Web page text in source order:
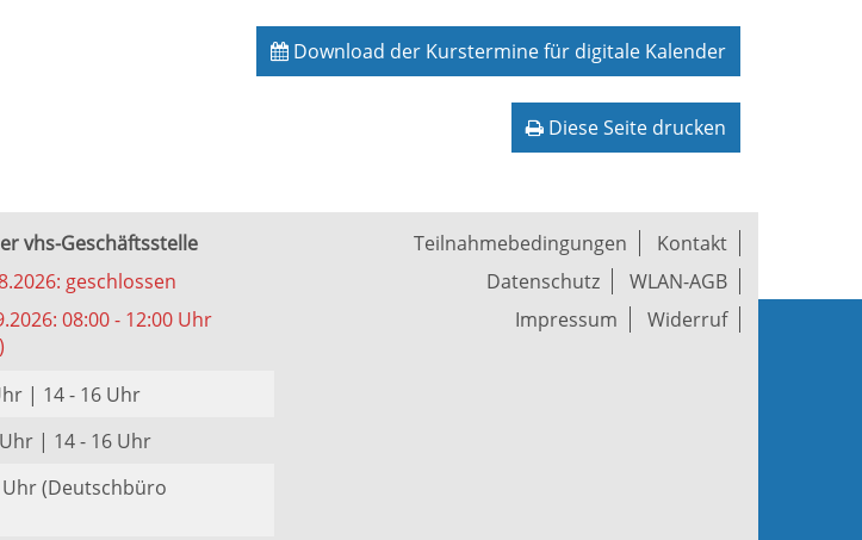
Download der Kurstermine für digitale Kalender
Diese Seite drucken
vhs-Geschäftsstelle
geschlossen
08:00 - 12:00 Uhr
| 14 - 16 Uhr
| 14 - 16 Uhr
(Deutschbüro
Teilnahmebedingungen
Kontakt
Datenschutz
WLAN-AGB
Impressum
Widerruf